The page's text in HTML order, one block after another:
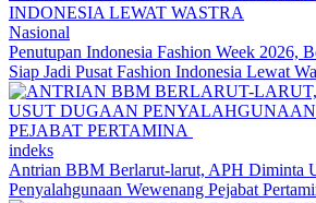
Nasional
Penutupan Indonesia Fashion Week 2026,
Siap Jadi Pusat Fashion Indonesia Lewat
indeks
Antrian BBM Berlarut-larut, APH Diminta
Penyalahgunaan Wewenang Pejabat